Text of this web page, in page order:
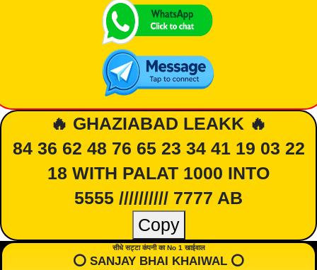
🔥 GHAZIABAD LEAKK 🔥
84 36 62 48 76 65 23 34 41 19 03 22
18 WITH PALAT 1000 INTO
5555 ////////// 7777 AB
Copy
सीधे सट्टा कंपनी का No 1 खाईवाल
⭕️ SANJAY BHAI KHAIWAL ⭕️